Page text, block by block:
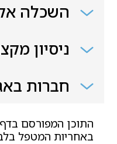
השכלה
ניסיון
חברות
התוכן המפורסם
באחריות המטפל